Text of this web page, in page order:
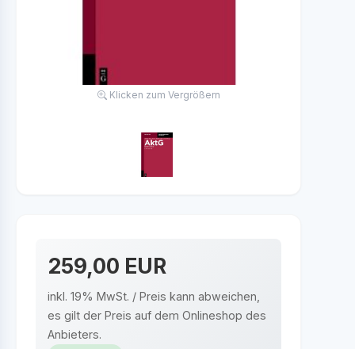
Klicken zum Vergrößern
259,00 EUR
inkl. 19% MwSt. / Preis kann abweichen,
es gilt der Preis auf dem Onlineshop des
Anbieters.